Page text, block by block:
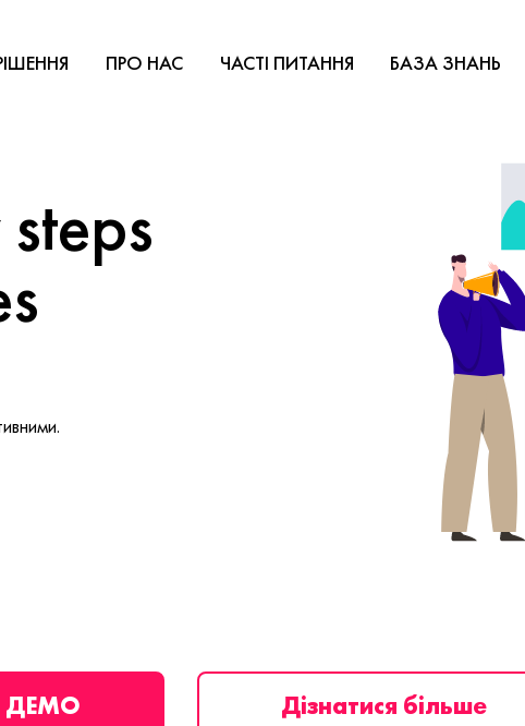
ПРО НАС ЧАСТІ ПИТАННЯ БАЗА ЗНАНЬ
ДЕМО Дізнатися більше